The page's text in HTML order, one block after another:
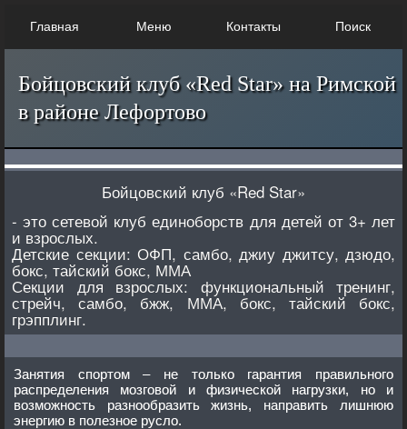
Главная Меню Контакты Поиск
Бойцовский клуб «Red Star» на Римской
в районе Лефортово
Бойцовский клуб «Red Star»
- это сетевой клуб единоборств для детей от 3+ лет
и взрослых.
Детские секции: ОФП, самбо, джиу джитсу, дзюдо,
бокс, тайский бокс, ММА
Секции для взрослых: функциональный тренинг,
стрейч, самбо, бжж, ММА, бокс, тайский бокс,
грэпплинг.
Занятия спортом – не только гарантия правильного
распределения мозговой и физической нагрузки, но и
возможность разнообразить жизнь, направить лишнюю
энергию в полезное русло.